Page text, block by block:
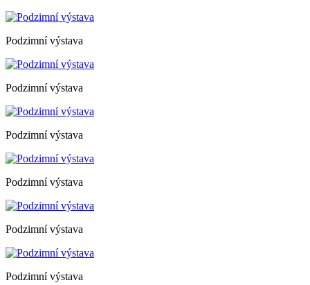
Podzimní výstava
Podzimní výstava
Podzimní výstava
Podzimní výstava
Podzimní výstava
Podzimní výstava